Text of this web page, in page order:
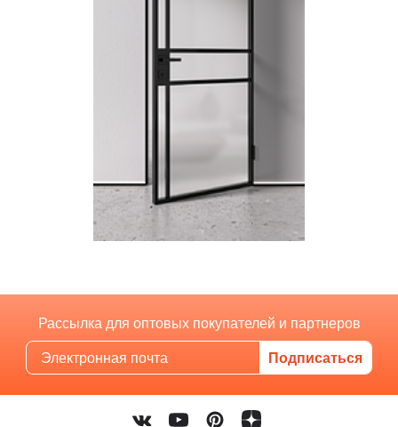
Рассылка для оптовых покупателей и партнеров